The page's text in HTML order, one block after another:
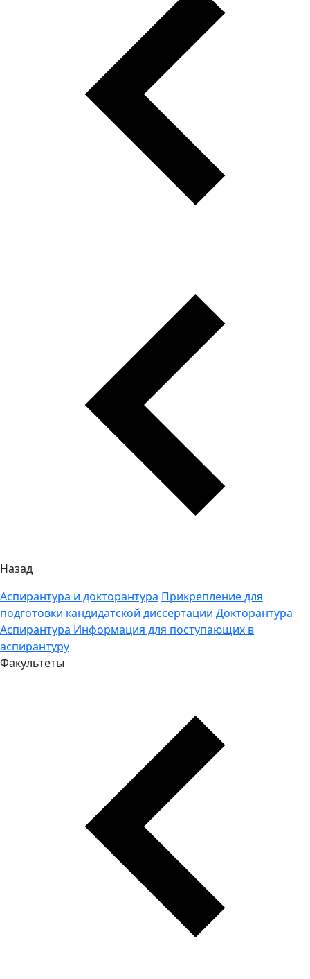
Назад
Аспирантура и докторантура Прикрепление для
подготовки кандидатской диссертации Докторантура
Аспирантура Информация для поступающих в
аспирантуру
Факультеты